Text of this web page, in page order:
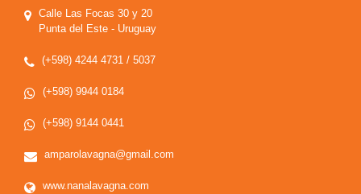
Calle Las Focas 30 y 20
Punta del Este - Uruguay
(+598) 4244 4731 / 5037
(+598) 9944 0184
(+598) 9144 0441
amparolavagna@gmail.com
www.nanalavagna.com